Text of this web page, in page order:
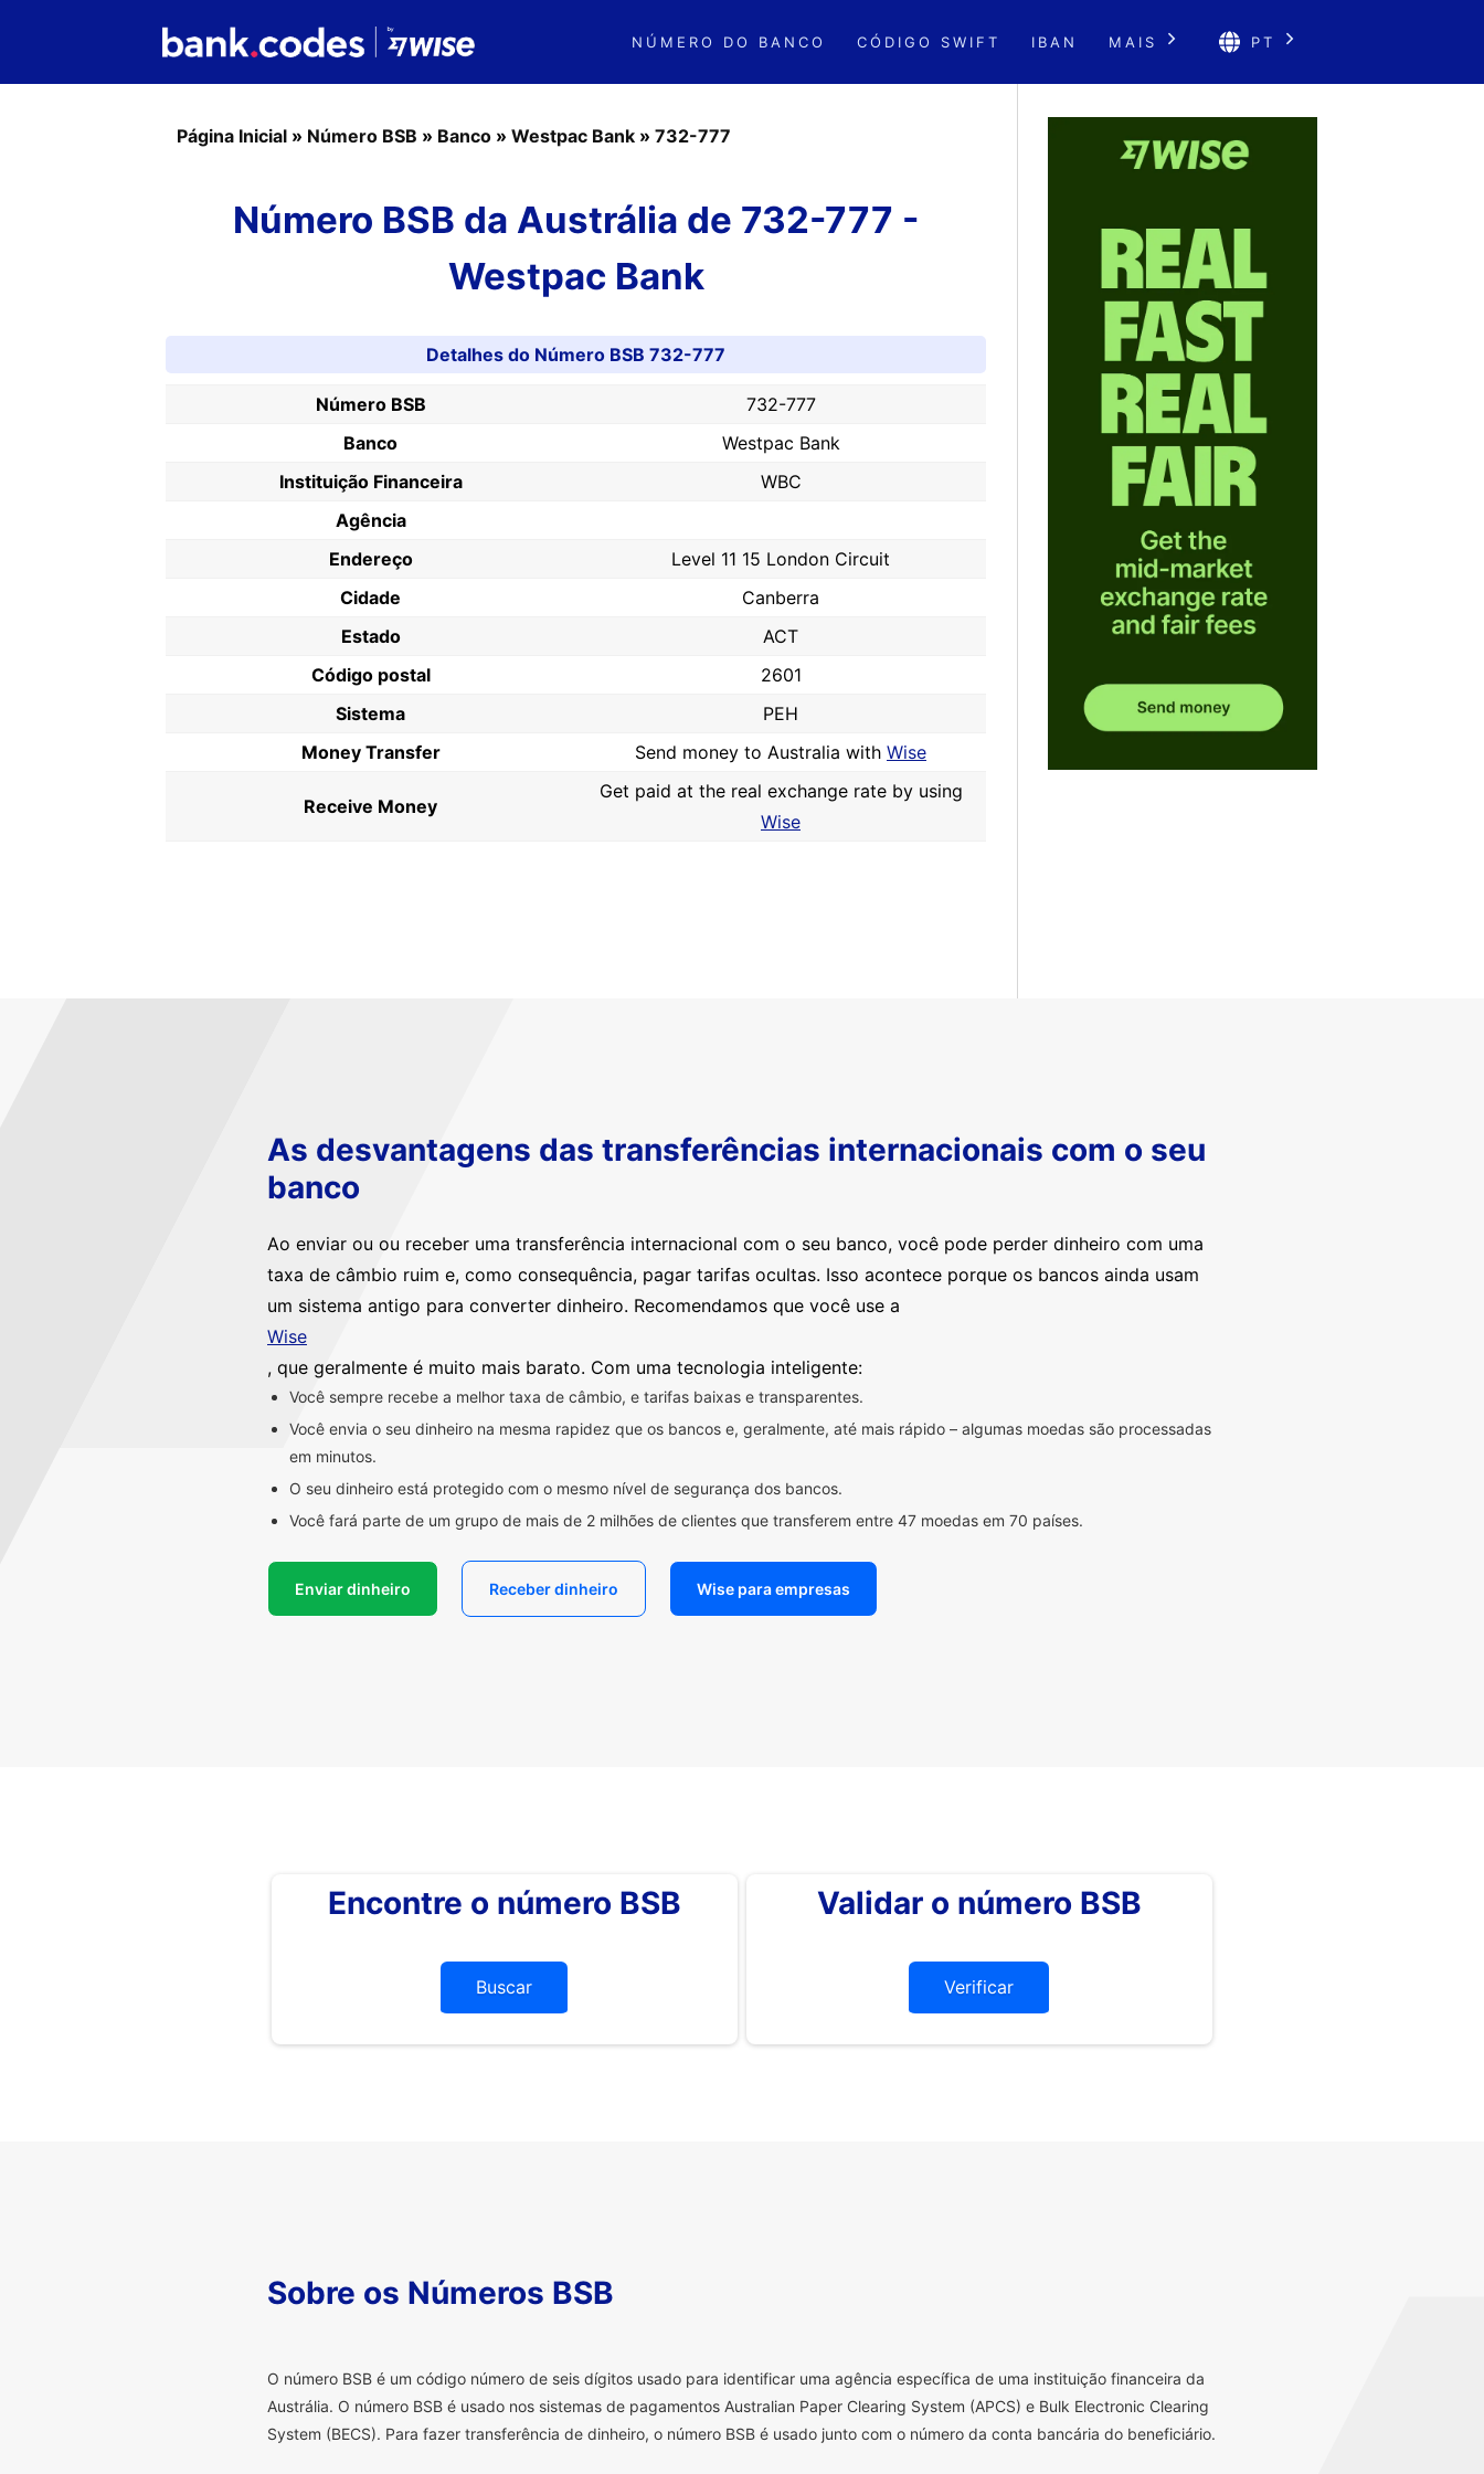
NÚMERO DO BANCO CÓDIGO SWIFT IBAN MAIS PT
Página Inicial » Número BSB » Banco » Westpac Bank » 732-777
Número BSB da Austrália de 732-777 -
Westpac Bank
Detalhes do Número BSB 732-777
Número BSB
732-777
Banco
Westpac Bank
Instituição Financeira
WBC
Agência
Endereço
Level 11 15 London Circuit
Cidade
Canberra
Estado
ACT
Código postal
2601
Sistema
PEH
Money Transfer
Send money to Australia with Wise
Receive Money
Get paid at the real exchange rate by using
Wise
As desvantagens das transferências internacionais com o seu
banco
Ao enviar ou ou receber uma transferência internacional com o seu banco, você pode perder dinheiro com uma
taxa de câmbio ruim e, como consequência, pagar tarifas ocultas. Isso acontece porque os bancos ainda usam
um sistema antigo para converter dinheiro. Recomendamos que você use a
Wise
, que geralmente é muito mais barato. Com uma tecnologia inteligente:
Você sempre recebe a melhor taxa de câmbio, e tarifas baixas e transparentes.
Você envia o seu dinheiro na mesma rapidez que os bancos e, geralmente, até mais rápido – algumas moedas são processadas
em minutos.
O seu dinheiro está protegido com o mesmo nível de segurança dos bancos.
Você fará parte de um grupo de mais de 2 milhões de clientes que transferem entre 47 moedas em 70 países.
Enviar dinheiro Receber dinheiro Wise para empresas
Encontre o número BSB
Buscar
Validar o número BSB
Verificar
Sobre os Números BSB
O número BSB é um código número de seis dígitos usado para identificar uma agência específica de uma instituição financeira da
Austrália. O número BSB é usado nos sistemas de pagamentos Australian Paper Clearing System (APCS) e Bulk Electronic Clearing
System (BECS). Para fazer transferência de dinheiro, o número BSB é usado junto com o número da conta bancária do beneficiário.